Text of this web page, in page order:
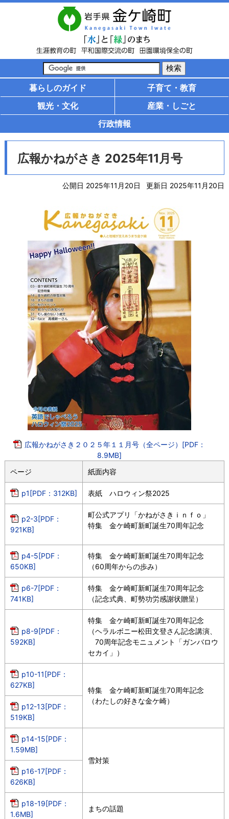
暮らしのガイド
子育て・教育
観光・文化
産業・しごと
行政情報
広報かねがさき 2025年11月号
公開日 2025年11月20日 更新日 2025年11月20日
広報かねがさき２０２５年１１月号（全ページ）[PDF：
8.9MB]
ページ
紙面内容
p1[PDF：312KB] 表紙 ハロウィン祭2025
p2-3[PDF：
921KB]
町公式アプリ「かねがさきｉｎｆｏ」
特集 金ケ崎町新町誕生70周年記念
p4-5[PDF：
650KB]
特集 金ケ崎町新町誕生70周年記念
（60周年からの歩み）
p6-7[PDF：
741KB]
特集 金ケ崎町新町誕生70周年記念
（記念式典、町勢功労感謝状贈呈）
p8-9[PDF：
592KB]
特集 金ケ崎町新町誕生70周年記念
（ヘラルボニー松田文登さん記念講演、
70周年記念モニュメント「ガンバロウ
セカイ」）
p10-11[PDF：
627KB]
特集 金ケ崎町新町誕生70周年記念
（わたしの好きな金ケ崎）
p12-13[PDF：
519KB]
p14-15[PDF：
1.59MB]
雪対策
p16-17[PDF：
626KB]
p18-19[PDF：
1.6MB]
まちの話題